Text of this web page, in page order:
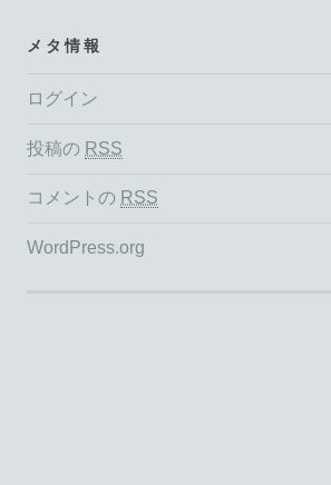
メタ情報
ログイン
投稿の RSS
コメントの RSS
WordPress.org